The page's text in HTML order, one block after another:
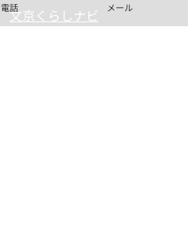
電話 メール
文京くらしナビ